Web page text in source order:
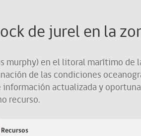
de jurel en la
murphy) en el litoral marítimo de
de las condiciones
actualizada y
recurso.
Recursos